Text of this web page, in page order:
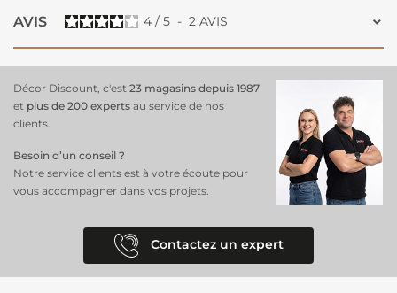
AVIS 4 / 5 - 2 AVIS
Décor Discount, c'est 23 magasins depuis 1987
et plus de 200 experts au service de nos
clients.
Besoin d’un conseil ?
Notre service clients est à votre écoute pour
vous accompagner dans vos projets.
Contactez un expert